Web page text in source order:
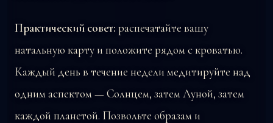
Практический совет: распечатайте вашу
натальную карту и положите рядом с кроватью.
Каждый день в течение недели медитируйте над
одним аспектом — Солнцем, затем Луной, затем
каждой планетой. Позвольте образам и